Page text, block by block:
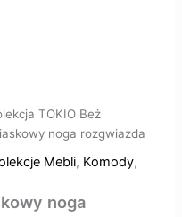
TOKIO Beż
noga rozgwiazda
Mebli, Komody,
noga